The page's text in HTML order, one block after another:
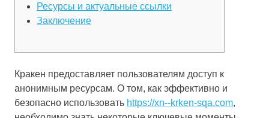
Ресурсы и актуальные ссылки
Заключение
Кракен предоставляет пользователям доступ к
анонимным ресурсам. О том, как эффективно и
безопасно использовать https://xn--krken-sqa.com,